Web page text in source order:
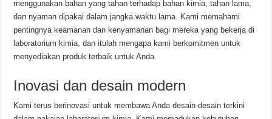
menggunakan bahan yang tahan terhadap bahan kimia, tahan lama,
dan nyaman dipakai dalam jangka waktu lama. Kami memahami
pentingnya keamanan dan kenyamanan bagi mereka yang bekerja di
laboratorium kimia, dan itulah mengapa kami berkomitmen untuk
menyediakan produk terbaik untuk Anda.
Inovasi dan desain modern
Kami terus berinovasi untuk membawa Anda desain-desain terkini